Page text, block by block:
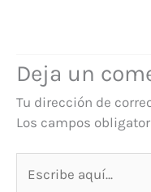
Deja un
Tu dirección de
Los campos
aquí...